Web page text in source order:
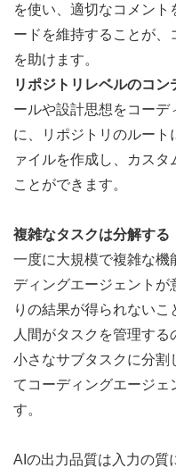
を使い、適切なコメント
ードを維持することが
を助けます。
リポジトリレベルのコン
ールや設計思想をコーデ
に、リポジトリのルート
ァイルを作成し、カス
ことができます。
複雑なタスクは分解する
一度に大規模で複雑な機
ディングエージェントが
りの結果が得られないこ
人間がタスクを管理す
小さなサブタスクに分割
てコーディングエージ
す。
AIの出力品質は入力の質